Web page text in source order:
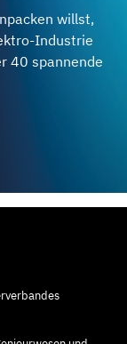
willst,
Industrie
40 spannende